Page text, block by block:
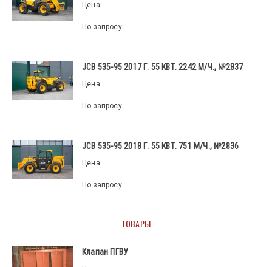
Цена:
По запросу
JCB 535-95 2017 Г. 55 КВТ. 2242 М/Ч., №2837
Цена:
По запросу
JCB 535-95 2018 Г. 55 КВТ. 751 М/Ч., №2836
Цена:
По запросу
ТОВАРЫ
Клапан ПГВУ